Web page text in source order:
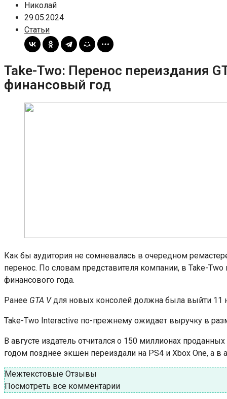
Николай
29.05.2024
Статьи
Take-Two: Перенос переиздания
финансовый год
Как бы аудитория не сомневалась в очередном
перенос. По словам представителя компании, в Take-Two
финансового года.
Ранее GTA Vдля новых консолей должна была выйти 11
Take-Two Interactive по-прежнему ожидает выручку в
В августе издатель отчитался о 150 миллионах
годом позднее экшен переиздали на PS4 и Xbox One, а в
Межтекстовые Отзывы
Посмотреть все комментарии